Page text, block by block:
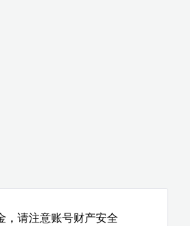
，请注意账号财产安全